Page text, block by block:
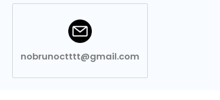
nobrunoctttt@gmail.com